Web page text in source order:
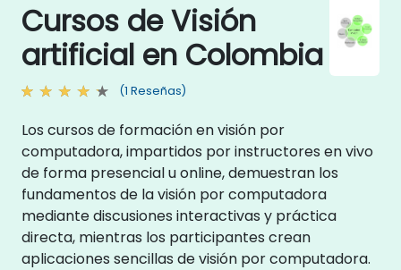
Cursos de Visión
artificial en Colombia
(1 Reseñas)
Los cursos de formación en visión por
computadora, impartidos por instructores en vivo
de forma presencial u online, demuestran los
fundamentos de la visión por computadora
mediante discusiones interactivas y práctica
directa, mientras los participantes crean
aplicaciones sencillas de visión por computadora.